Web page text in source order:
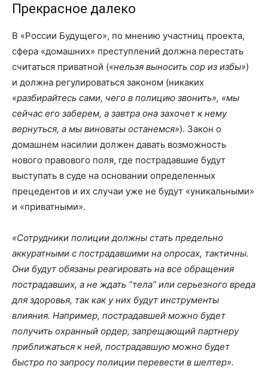
Прекрасное далеко
В «России Будущего», по мнению участниц проекта,
сфера «домашних» преступлений должна перестать
считаться приватной («нельзя выносить сор из избы»)
и должна регулироваться законом (никаких
«разбирайтесь сами, чего в полицию звонить», «мы
сейчас его заберем, а завтра она захочет к нему
вернуться, а мы виноваты останемся»). Закон о
домашнем насилии должен давать возможность
нового правового поля, где пострадавшие будут
выступать в суде на основании определенных
прецедентов и их случаи уже не будут «уникальными»
и «приватными».
«Сотрудники полиции должны стать предельно
аккуратными с пострадавшими на опросах, тактичны.
Они будут обязаны реагировать на все обращения
пострадавших, а не ждать “тела” или серьезного вреда
для здоровья, так как у них будут инструменты
влияния. Например, пострадавшей можно будет
получить охранный ордер, запрещающий партнеру
приближаться к ней, пострадавшую можно будет
быстро по запросу полиции перевести в шелтер».